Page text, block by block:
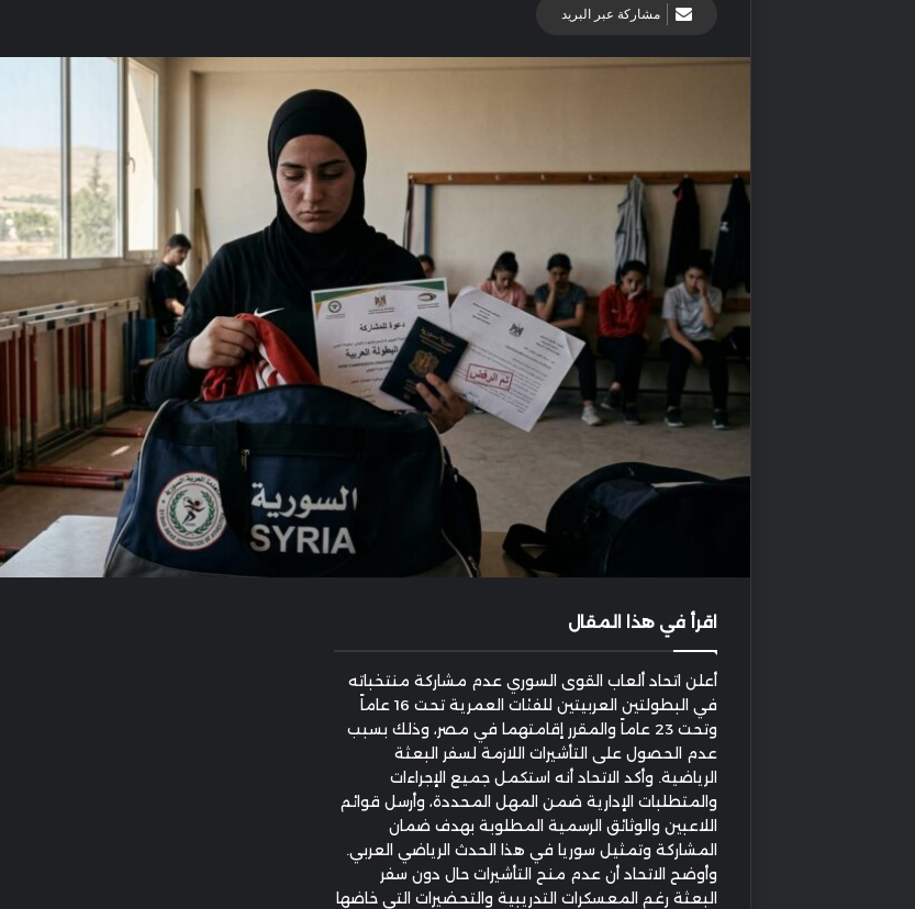
مشاركة عبر البريد
اقرأ في هذا المقال
أعلن اتحاد ألعاب القوى السوري عدم مشاركة منتخباته
في البطولتين العربيتين للفئات العمرية تحت 16 عاماً
وتحت 23 عاماً والمقرر إقامتهما في مصر، وذلك بسبب
عدم الحصول على التأشيرات اللازمة لسفر البعثة
الرياضية. وأكد الاتحاد أنه استكمل جميع الإجراءات
والمتطلبات الإدارية ضمن المهل المحددة، وأرسل قوائم
اللاعبين والوثائق الرسمية المطلوبة بهدف ضمان
المشاركة وتمثيل سوريا في هذا الحدث الرياضي العربي.
وأوضح الاتحاد أن عدم منح التأشيرات حال دون سفر
البعثة رغم المعسكرات التدريبية والتحضيرات التي خاضها